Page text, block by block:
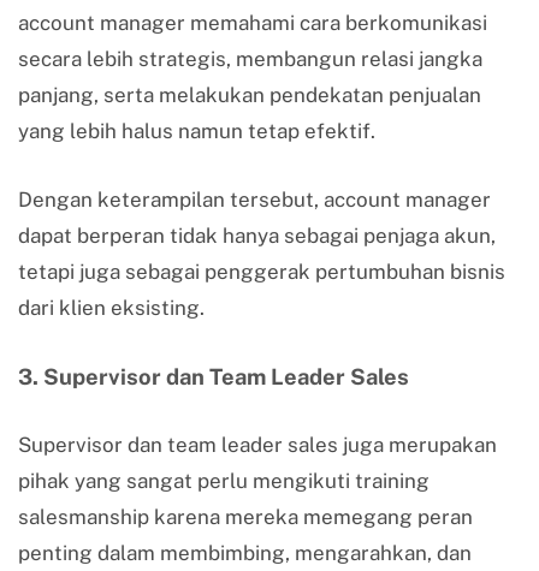
account manager memahami cara berkomunikasi
secara lebih strategis, membangun relasi jangka
panjang, serta melakukan pendekatan penjualan
yang lebih halus namun tetap efektif.
Dengan keterampilan tersebut, account manager
dapat berperan tidak hanya sebagai penjaga akun,
tetapi juga sebagai penggerak pertumbuhan bisnis
dari klien eksisting.
3. Supervisor dan Team Leader Sales
Supervisor dan team leader sales juga merupakan
pihak yang sangat perlu mengikuti training
salesmanship karena mereka memegang peran
penting dalam membimbing, mengarahkan, dan